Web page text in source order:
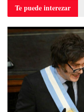
Te puedeinterezar